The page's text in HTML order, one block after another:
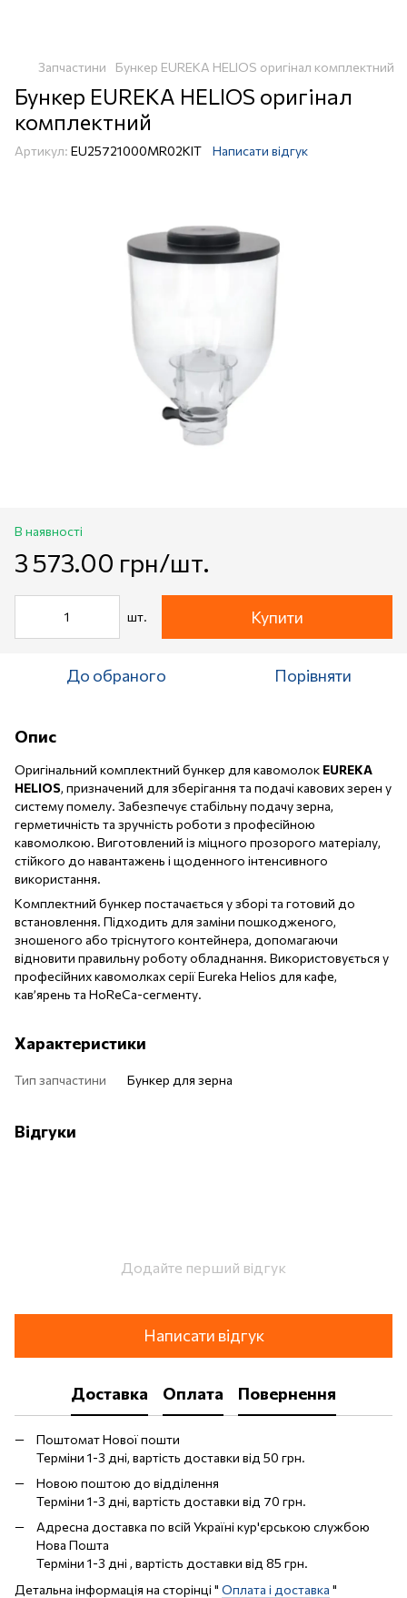
Запчастини Бункер EUREKA HELIOS оригінал комплектний
Бункер EUREKA HELIOS оригінал
комплектний
Артикул: EU25721000MR02KIT Написати відгук
В наявності
3 573.00 грн/шт.
шт. Купити
До обраного Порівняти
Опис
Оригінальний комплектний бункер для кавомолок EUREKA
HELIOS, призначений для зберігання та подачі кавових зерен у
систему помелу. Забезпечує стабільну подачу зерна,
герметичність та зручність роботи з професійною
кавомолкою. Виготовлений із міцного прозорого матеріалу,
стійкого до навантажень і щоденного інтенсивного
використання.
Комплектний бункер постачається у зборі та готовий до
встановлення. Підходить для заміни пошкодженого,
зношеного або тріснутого контейнера, допомагаючи
відновити правильну роботу обладнання. Використовується у
професійних кавомолках серії Eureka Helios для кафе,
кав’ярень та HoReCa-сегменту.
Характеристики
Тип запчастини Бункер для зерна
Відгуки
Додайте перший відгук
Написати відгук
Доставка Оплата Повернення
Поштомат Нової пошти
Терміни 1-3 дні, вартість доставки від 50 грн.
Новою поштою до відділення
Терміни 1-3 дні, вартість доставки від 70 грн.
Адресна доставка по всій Україні кур'єрською службою
Нова Пошта
Терміни 1-3 дні , вартість доставки від 85 грн.
Детальна інформація на сторінці " Оплата і доставка "